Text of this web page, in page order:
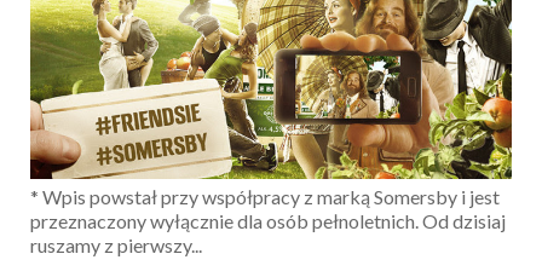
* Wpis powstał przy współpracy z marką Somersby i jest
przeznaczony wyłącznie dla osób pełnoletnich. Od dzisiaj
ruszamy z pierwszy...